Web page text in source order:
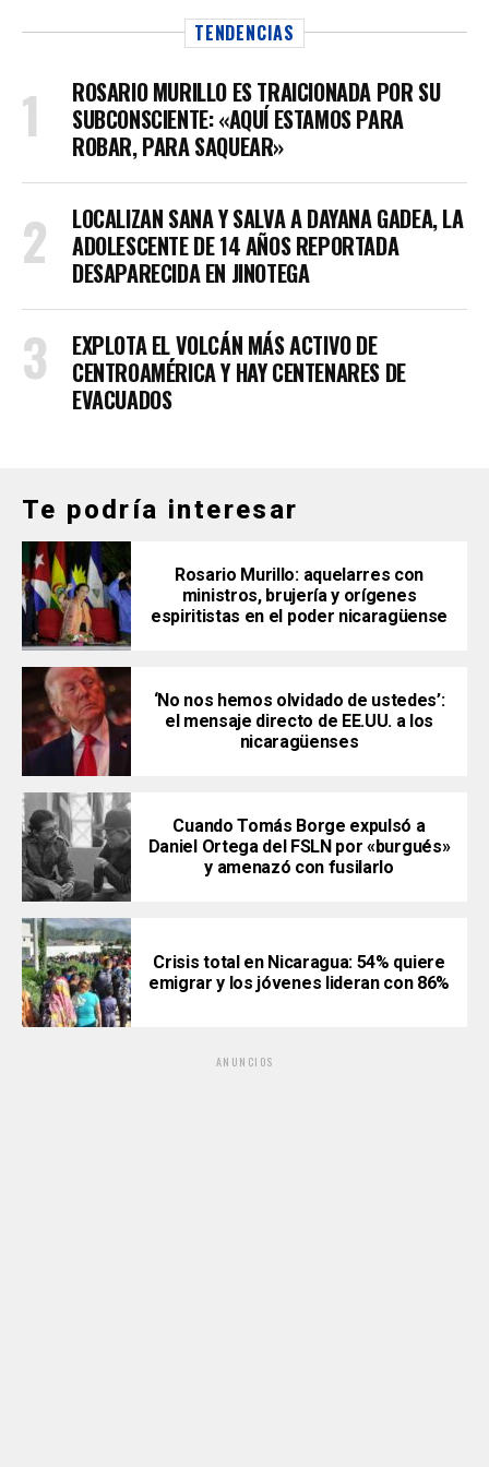
TENDENCIAS
ROSARIO MURILLO ES TRAICIONADA POR SU
SUBCONSCIENTE: «AQUÍ ESTAMOS PARA
ROBAR, PARA SAQUEAR»
LOCALIZAN SANA Y SALVA A DAYANA GADEA, LA
ADOLESCENTE DE 14 AÑOS REPORTADA
DESAPARECIDA EN JINOTEGA
EXPLOTA EL VOLCÁN MÁS ACTIVO DE
CENTROAMÉRICA Y HAY CENTENARES DE
EVACUADOS
Te podría interesar
Rosario Murillo: aquelarres con
ministros, brujería y orígenes
espiritistas en el poder nicaragüense
‘No nos hemos olvidado de ustedes’:
el mensaje directo de EE.UU. a los
nicaragüenses
Cuando Tomás Borge expulsó a
Daniel Ortega del FSLN por «burgués»
y amenazó con fusilarlo
Crisis total en Nicaragua: 54% quiere
emigrar y los jóvenes lideran con 86%
ANUNCIOS